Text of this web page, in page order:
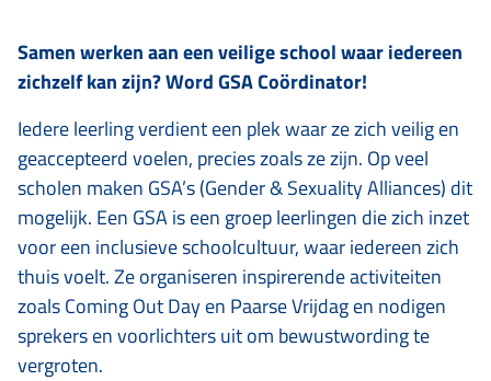
Samen werken aan een veilige school waar iedereen
zichzelf kan zijn? Word GSA Coördinator!
Iedere leerling verdient een plek waar ze zich veilig en
geaccepteerd voelen, precies zoals ze zijn. Op veel
scholen maken GSA’s (Gender & Sexuality Alliances) dit
mogelijk. Een GSA is een groep leerlingen die zich inzet
voor een inclusieve schoolcultuur, waar iedereen zich
thuis voelt. Ze organiseren inspirerende activiteiten
zoals Coming Out Day en Paarse Vrijdag en nodigen
sprekers en voorlichters uit om bewustwording te
vergroten.